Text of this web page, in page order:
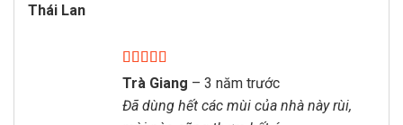
Thái Lan
Được xếp
hạng55 sao
Trà Giang – 3 năm trước
Đã dùng hết các mùi của nhà này rùi,